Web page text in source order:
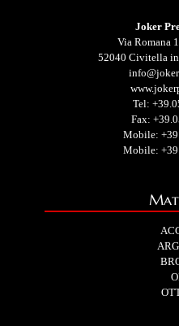
Joker
Via Romana
52040 Civitella
Tel:
Fax:
Mobile:
Mobile: